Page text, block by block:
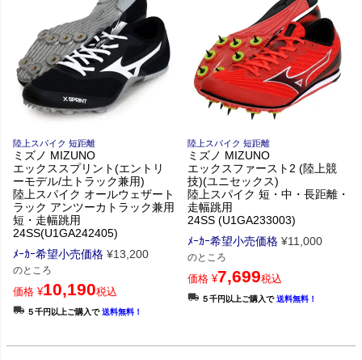
陸上スパイク 短距離
ミズノ MIZUNO
エックススプリント(エントリ
ーモデル/土トラック兼用)
陸上スパイク オールウェザート
ラック アンツーカトラック兼用
短・走幅跳用
24SS(U1GA242405)
ﾒｰｶｰ希望小売価格 ¥13,200
のところ
価格 ¥10,190税込
５千円以上ご購入で送料無料！
陸上スパイク 短距離
ミズノ MIZUNO
エックスファースト2 (陸上競
技)(ユニセックス)
陸上スパイク 短・中・長距離・
走幅跳用
24SS (U1GA233003)
ﾒｰｶｰ希望小売価格 ¥11,000
のところ
価格 ¥7,699税込
５千円以上ご購入で送料無料！